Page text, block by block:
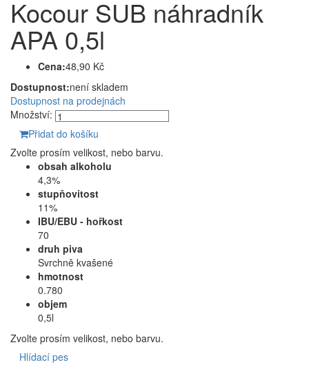
Kocour SUB náhradník
APA 0,5l
Cena:48,90 Kč
Dostupnost:není skladem
Dostupnost na prodejnách
Množství:
Přidat do košíku
Zvolte prosím velikost, nebo barvu.
obsah alkoholu
4,3%
stupňovitost
11%
IBU/EBU - hořkost
70
druh piva
Svrchně kvašené
hmotnost
0.780
objem
0,5l
Zvolte prosím velikost, nebo barvu.
Hlídací pes